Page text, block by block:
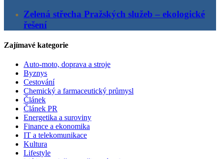
Zelená střecha Pražských služeb – ekologické
řešení
Zajímavé kategorie
Auto-moto, doprava a stroje
Byznys
Cestování
Chemický a farmaceutický průmysl
Článek
Článek PR
Energetika a suroviny
Finance a ekonomika
IT a telekomunikace
Kultura
Lifestyle